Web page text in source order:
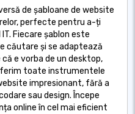
de șabloane de website
perfecte pentru a-ți
Fiecare șablon este
căutare și se adaptează
e vorba de un desktop,
toate instrumentele
impresionant, fără a
sau design. Începe
online în cel mai eficient